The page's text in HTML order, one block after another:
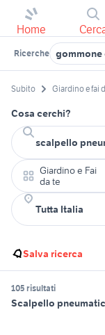
Home
Ricerche gommone
Subito Giardino e fai
Cosa cerchi?
Giardino e Fai
da te
Salva ricerca
105 risultati
Scalpello